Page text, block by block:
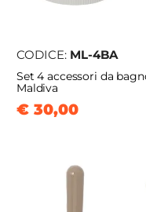
CODICE: ML-4BA
Set 4 accessori da
Maldiva
€ 30,00